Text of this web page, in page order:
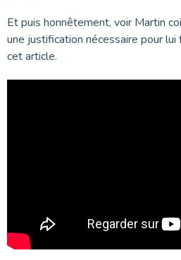
Et puis honnêtement, voir Martin
une justification nécessaire pour
cet article.